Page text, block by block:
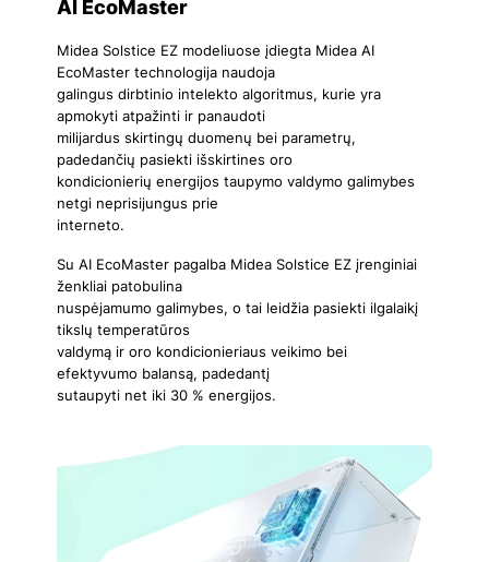
AI EcoMaster
Midea Solstice EZ modeliuose įdiegta Midea AI
EcoMaster technologija naudoja
galingus dirbtinio intelekto algoritmus, kurie yra
apmokyti atpažinti ir panaudoti
milijardus skirtingų duomenų bei parametrų,
padedančių pasiekti išskirtines oro
kondicionierių energijos taupymo valdymo galimybes
netgi neprisijungus prie
interneto.
Su AI EcoMaster pagalba Midea Solstice EZ įrenginiai
ženkliai patobulina
nuspėjamumo galimybes, o tai leidžia pasiekti ilgalaikį
tikslų temperatūros
valdymą ir oro kondicionieriaus veikimo bei
efektyvumo balansą, padedantį
sutaupyti net iki 30 % energijos.